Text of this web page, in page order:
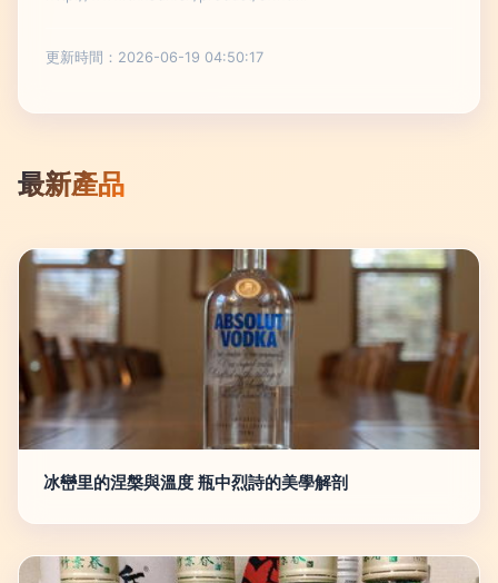
更新時間：2026-06-19 04:50:17
最新產品
冰巒里的涅槃與溫度 瓶中烈詩的美學解剖